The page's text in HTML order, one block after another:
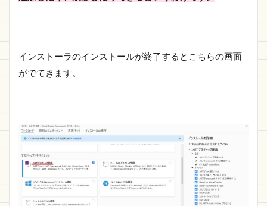
インストーラのインストールが終了するとこちらの画面
がでてきます。